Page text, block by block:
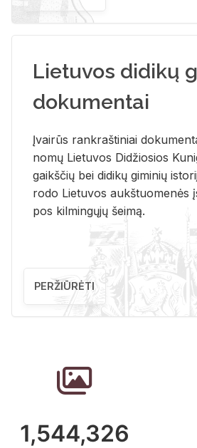
Lietuvos didikų
dokumentai
Įvai­rūs rank­raš­ti­niai
no­mų Lie­tu­vos Di­džio­sios
gaikš­čių bei di­di­kų gi­mi­nių
ro­do Lie­tu­vos aukš­tuo­me­nės
pos kil­min­gų­jų šei­mą.
PERŽIŪRĖTI
1,544,326